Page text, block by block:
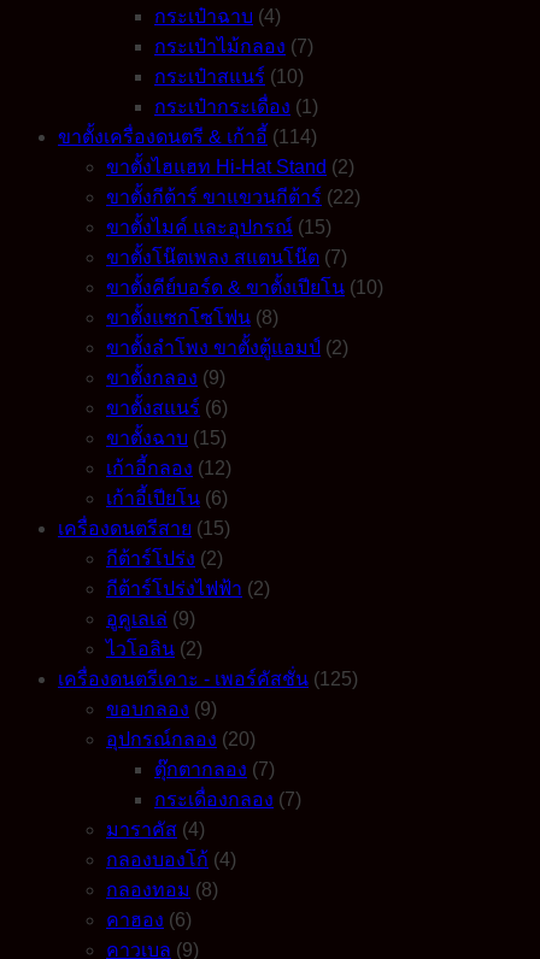
กระเป๋าฉาบ (4)
กระเป๋าไม้กลอง (7)
กระเป๋าสแนร์ (10)
กระเป๋ากระเดื่อง (1)
ขาตั้งเครื่องดนตรี & เก้าอี้ (114)
ขาตั้งไฮแฮท Hi-Hat Stand (2)
ขาตั้งกีต้าร์ ขาแขวนกีต้าร์ (22)
ขาตั้งไมค์ และอุปกรณ์ (15)
ขาตั้งโน๊ตเพลง สแตนโน๊ต (7)
ขาตั้งคีย์บอร์ด & ขาตั้งเปียโน (10)
ขาตั้งแซกโซโฟน (8)
ขาตั้งลำโพง ขาตั้งตู้แอมป์ (2)
ขาตั้งกลอง (9)
ขาตั้งสแนร์ (6)
ขาตั้งฉาบ (15)
เก้าอี้กลอง (12)
เก้าอี้เปียโน (6)
เครื่องดนตรีสาย (15)
กีต้าร์โปร่ง (2)
กีต้าร์โปร่งไฟฟ้า (2)
อูคูเลเล่ (9)
ไวโอลิน (2)
เครื่องดนตรีเคาะ - เพอร์คัสชั่น (125)
ขอบกลอง (9)
อุปกรณ์กลอง (20)
ตุ๊กตากลอง (7)
กระเดื่องกลอง (7)
มาราคัส (4)
กลองบองโก้ (4)
กลองทอม (8)
คาฮอง (6)
คาวเบล (9)